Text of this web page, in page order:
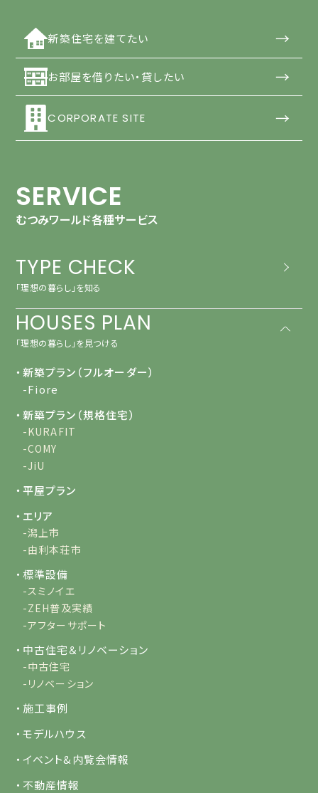
新築住宅を建てたい →
お部屋を借りたい・貸したい →
CORPORATE SITE →
SERVICE
むつみワールド各種サービス
TYPE CHECK
「理想の暮らし」を知る
HOUSES PLAN
「理想の暮らし」を見つける
・新築プラン（フルオーダー）
-Fiore
・新築プラン（規格住宅）
-KURAFIT
-COMY
-JiU
・平屋プラン
・エリア
-潟上市
-由利本荘市
・標準設備
-スミノイエ
-ZEH普及実績
-アフターサポート
・中古住宅＆リノベーション
-中古住宅
-リノベーション
・施工事例
・モデルハウス
・イベント&内覧会情報
・不動産情報